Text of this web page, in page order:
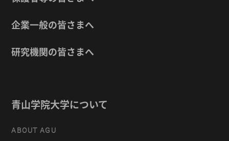
企業一般の皆さまへ
研究機関の皆さまへ
青山学院大学について
ABOUT AGU